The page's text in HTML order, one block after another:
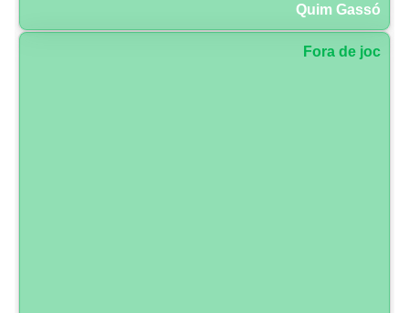
Quim Gassó
Fora de joc